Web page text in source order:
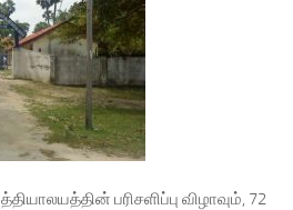
பரிசளிப்பு விழாவும், 72